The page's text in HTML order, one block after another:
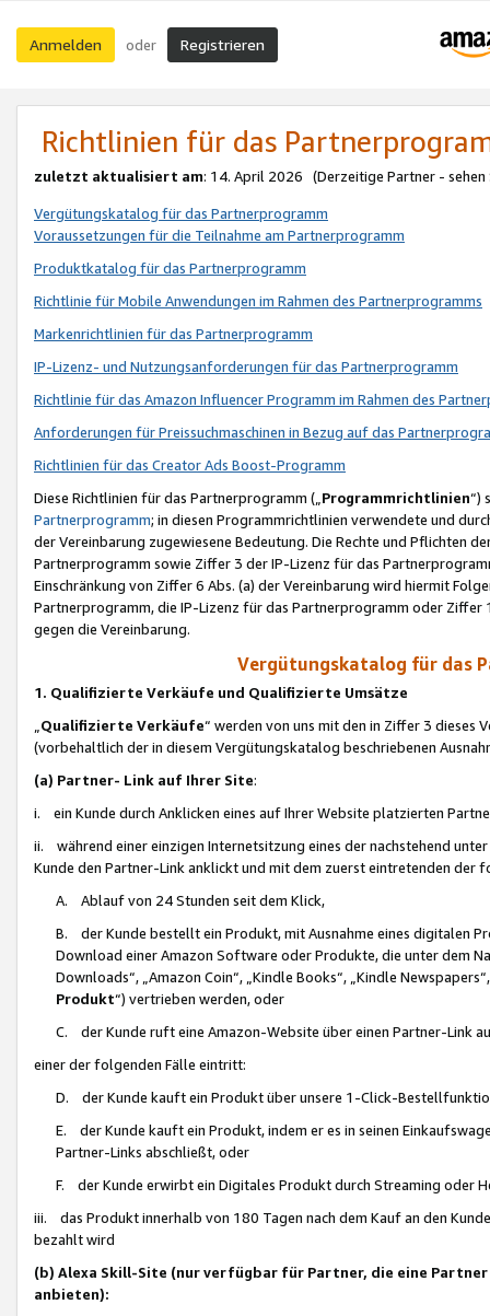
Anmelden oder Registrieren
Richtlinien für das
zuletzt aktualisiert am: 14. April 2026 (Derzeitige Partner - sehen
Vergütungskatalog für das Partnerprogramm
Voraussetzungen für die Teilnahme am Partnerprogramm
Produktkatalog für das Partnerprogramm
Richtlinie für Mobile Anwendungen im Rahmen des Partnerprogramms
Markenrichtlinien für das Partnerprogramm
IP-Lizenz- und Nutzungsanforderungen für das Partnerprogramm
Richtlinie für das Amazon Influencer Programm im Rahmen des
Anforderungen für Preissuchmaschinen in Bezug auf das
Richtlinien für das Creator Ads Boost-Programm
Diese Richtlinien für das Partnerprogramm („Programmrichtlinien“)
Partnerprogramm; in diesen Programmrichtlinien verwendete und
der Vereinbarung zugewiesene Bedeutung. Die Rechte und Pflichten
Partnerprogramm sowie Ziffer 3 der IP-Lizenz für das
Einschränkung von Ziffer 6 Abs. (a) der Vereinbarung wird hiermit
Partnerprogramm, die IP-Lizenz für das Partnerprogramm oder
gegen die Vereinbarung.
Vergütungskatalog für das
1. Qualifizierte Verkäufe und Qualifizierte Umsätze
Qualifizierte Verkäufe“ werden von uns mit den in Ziffer 3
(vorbehaltlich der in diesem Vergütungskatalog beschriebenen
(a) Partner- Link auf Ihrer Site:
i. ein Kunde durch Anklicken eines auf Ihrer Website platzierten
ii. während einer einzigen Internetsitzung eines der nachstehend
Kunde den Partner-Link anklickt und mit dem zuerst eintretenden der
A. Ablauf von 24 Stunden seit dem Klick,
B. der Kunde bestellt ein Produkt, mit Ausnahme eines digitalen
Download einer Amazon Software oder Produkte, die unter dem
Downloads“, „Amazon Coin“, „Kindle Books“, „Kindle
Produkt“) vertrieben werden, oder
C. der Kunde ruft eine Amazon-Website über einen Partner-Link
einer der folgenden Fälle eintritt:
D. der Kunde kauft ein Produkt über unsere 1-Click-
E. der Kunde kauft ein Produkt, indem er es in seinen
Partner-Links abschließt, oder
F. der Kunde erwirbt ein Digitales Produkt durch Streaming oder
iii. das Produkt innerhalb von 180 Tagen nach dem Kauf an den
bezahlt wird
(b) Alexa Skill-Site (nur verfügbar für Partner, die eine
anbieten):